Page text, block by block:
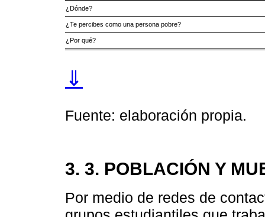
¿Dónde?
¿Te percibes como una persona pobre?
¿Por qué?
⇓
Fuente: elaboración propia.
3. 3. POBLACIÓN Y
Por medio de redes de